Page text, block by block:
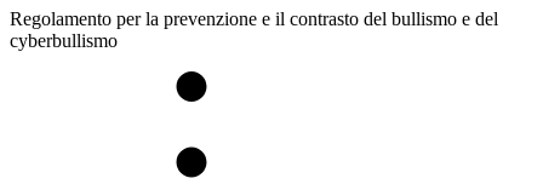
Regolamento per la prevenzione e il contrasto del bullismo e del
cyberbullismo